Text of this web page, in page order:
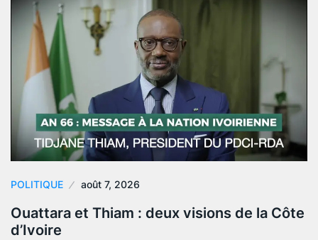
POLITIQUE août 7, 2026
Ouattara et Thiam : deux visions de la Côte
d’Ivoire